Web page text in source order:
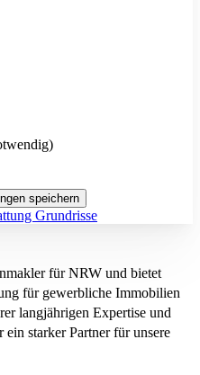
Grundrisse
speichern
für NRW und bietet
für gewerbliche Immobilien
langjährigen Expertise und
starker Partner für unsere